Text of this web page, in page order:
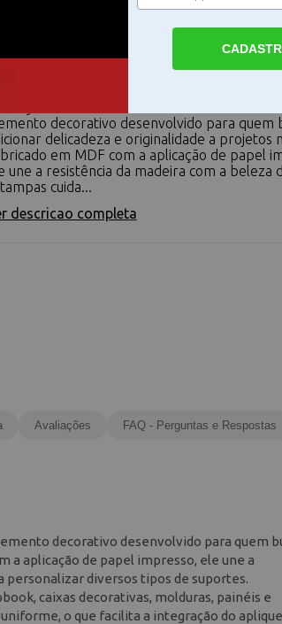
em Mdf Litoarte Café Shabby Chic -
decorativo desenvolvido para quem
delicadeza e originalidade a projetos
em MDF com a aplicação de papel
une a resistência da madeira com a beleza
cuida...
descricao completa
Avaliações FAQ - Perguntas e Respostas
decorativo desenvolvido para quem
a aplicação de papel impresso, ele une a
personalizar diversos tipos de suportes.
caixas decorativas, molduras, painéis e
o que facilita a integração do